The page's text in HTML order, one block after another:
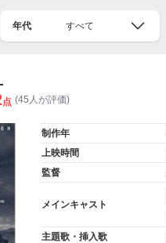
年代 すべて
点 (45人が評価)
制作年
上映時間
監督
メインキャスト
主題歌・挿入歌